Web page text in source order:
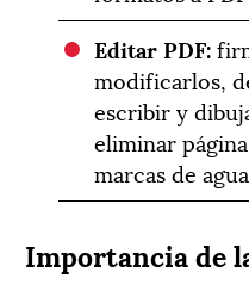
Editar PDF:
modificarlos,
escribir y
eliminar
marcas de
Importancia de